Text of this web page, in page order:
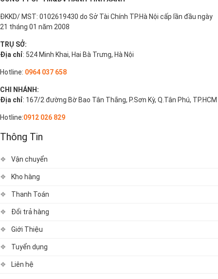
ĐKKD/ MST: 0102619430 do Sở Tài Chính TP.Hà Nội cấp lần đầu ngày
21 tháng 01 năm 2008
TRỤ SỞ:
Địa chỉ: 524 Minh Khai, Hai Bà Trưng, Hà Nội
Hotline: 0964 037 658
CHI NHÁNH:
Địa chỉ: 167/2 đường Bờ Bao Tân Thắng, P.Sơn Kỳ, Q.Tân Phú, TP.HCM
Hotline:0912 026 829
Thông Tin
Vận chuyển
Kho hàng
Thanh Toán
Đổi trả hàng
Giới Thiệu
Tuyển dụng
Liên hệ